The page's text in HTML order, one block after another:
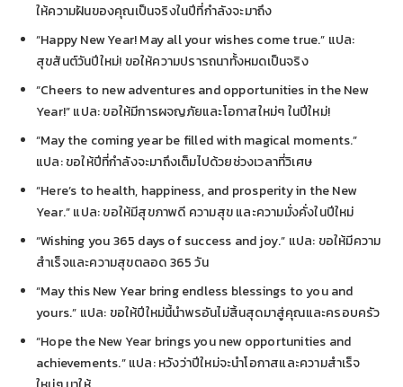
ให้ความฝันของคุณเป็นจริงในปีที่กำลังจะมาถึง
“Happy New Year! May all your wishes come true.” แปล:
สุขสันต์วันปีใหม่! ขอให้ความปรารถนาทั้งหมดเป็นจริง
“Cheers to new adventures and opportunities in the New
Year!” แปล: ขอให้มีการผจญภัยและโอกาสใหม่ๆ ในปีใหม่!
“May the coming year be filled with magical moments.”
แปล: ขอให้ปีที่กำลังจะมาถึงเต็มไปด้วยช่วงเวลาที่วิเศษ
“Here’s to health, happiness, and prosperity in the New
Year.” แปล: ขอให้มีสุขภาพดี ความสุข และความมั่งคั่งในปีใหม่
“Wishing you 365 days of success and joy.” แปล: ขอให้มีความ
สำเร็จและความสุขตลอด 365 วัน
“May this New Year bring endless blessings to you and
yours.” แปล: ขอให้ปีใหม่นี้นำพรอันไม่สิ้นสุดมาสู่คุณและครอบครัว
“Hope the New Year brings you new opportunities and
achievements.” แปล: หวังว่าปีใหม่จะนำโอกาสและความสำเร็จ